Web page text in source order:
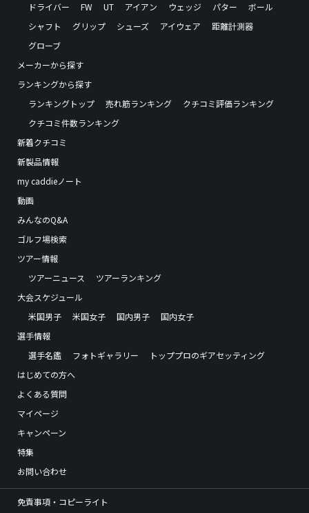
ドライバー
FW UT アイアン ウェッジ パター
ボール
シャフト
グリップ シューズ アイウェア
距離計測器
グローブ
メーカーから探す
ランキングから探す
ランキングトップ
売れ筋ランキング
クチコミ評価ランキング
クチコミ件数ランキング
新着クチコミ
新製品情報
my caddieノート
動画
みんなのQ&A
ゴルフ場検索
ツアー情報
ツアーニュース
ツアーランキング
大会スケジュール
米国男子
米国女子 国内男子
国内女子
選手情報
選手名鑑
フォトギャラリー
トッププロのギアセッティング
はじめての方へ
よくある質問
マイページ
キャンペーン
特集
お問い合わせ
免責事項・コピーライト